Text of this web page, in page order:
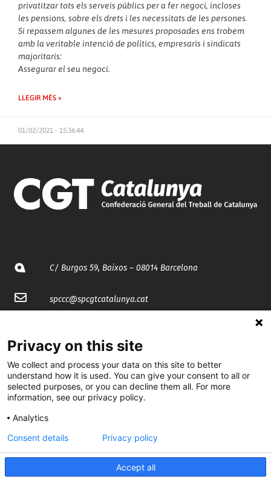
privatitzar tots els serveis públics per a fer negoci, incloses
les pensions, sobre els drets i les necessitats de les persones.
Si repassem algunes de les mesures proposades ens trobem
amb la veritable intenció de polítics, empresaris i sindicats
majoritaris:
Assegurar el seu negoci.
LLEGIR MÉS »
01/02/2021 - 15:36:44
C/ Burgos 59, Baixos – 08014 Barcelona
spccc@spcgtcatalunya.cat
@CGTCatalunya
cgtcatalunya
cgtcatalunya
Privacy on this site
We collect and process your data on this site to better
understand how it is used. You can give your consent to all or
selected purposes, or you can decline them all. For more
information, see our privacy policy.
Analytics
Accept all
Consent details Privacy policy